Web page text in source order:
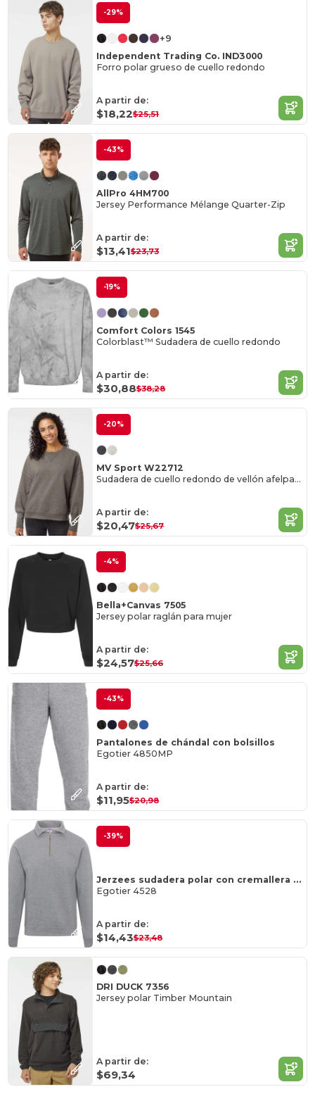
-29%
+9
Independent Trading Co. IND3000
Forro polar grueso de cuello redondo
A partir de:
$18,22$25,51
-43%
AllPro 4HM700
Jersey Performance Mélange Quarter-Zip
A partir de:
$13,41$23,73
-19%
Comfort Colors 1545
Colorblast™ Sudadera de cuello redondo
A partir de:
$30,88$38,28
-20%
MV Sport W22712
Sudadera de cuello redondo de vellón afelpado para mujer
A partir de:
$20,47$25,67
-4%
Bella+Canvas 7505
Jersey polar raglán para mujer
A partir de:
$24,57$25,66
-43%
Pantalones de chándal con bolsillos
Egotier 4850MP
A partir de:
$11,95$20,98
-39%
Jerzees sudadera polar con cremallera de 1/4 para hombre
Egotier 4528
A partir de:
$14,43$23,48
DRI DUCK 7356
Jersey polar Timber Mountain
A partir de:
$69,34